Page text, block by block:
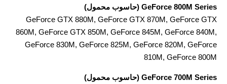
GeForce 800M Series (حاسوب محمول)
GeForce GTX 880M, GeForce GTX 870M, GeForce GTX
860M, GeForce GTX 850M, GeForce 845M, GeForce 840M,
GeForce 830M, GeForce 825M, GeForce 820M, GeForce
810M, GeForce 800M
GeForce 700M Series (حاسوب محمول)